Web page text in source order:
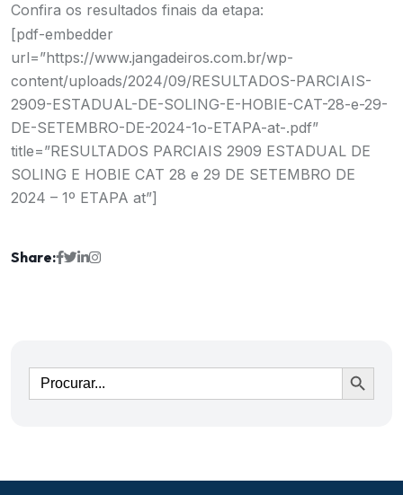
Confira os resultados finais da etapa:
[pdf-embedder
url=”https://www.jangadeiros.com.br/wp-
content/uploads/2024/09/RESULTADOS-PARCIAIS-
2909-ESTADUAL-DE-SOLING-E-HOBIE-CAT-28-e-29-
DE-SETEMBRO-DE-2024-1o-ETAPA-at-.pdf”
title=”RESULTADOS PARCIAIS 2909 ESTADUAL DE
SOLING E HOBIE CAT 28 e 29 DE SETEMBRO DE
2024 – 1º ETAPA at”]
Share:
Ir